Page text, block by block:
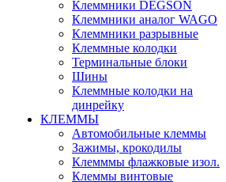
Клеммники DEGSON
Клеммники аналог WAGO
Клеммники разрывные
Клеммные колодки
Терминальные блоки
Шины
Клеммные колодки на
динрейку
КЛЕММЫ
Автомобильные клеммы
Зажимы, крокодилы
Клемммы флажковые изол.
Клеммы винтовые